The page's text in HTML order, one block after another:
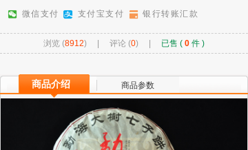
微信支付 支付宝支付 银行转账汇款
浏览 (8912) | 评论 (0) 已售 ( 0 件 )
商品介绍 商品参数